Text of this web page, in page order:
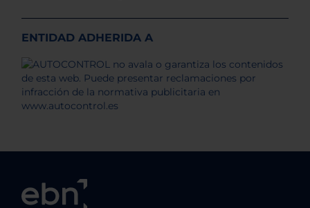
ENTIDAD ADHERIDA A